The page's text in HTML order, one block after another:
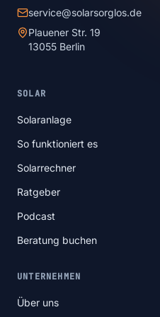
service@solarsorglos.de
Plauener Str. 19
13055 Berlin
SOLAR
Solaranlage
So funktioniert es
Solarrechner
Ratgeber
Podcast
Beratung buchen
UNTERNEHMEN
Über uns